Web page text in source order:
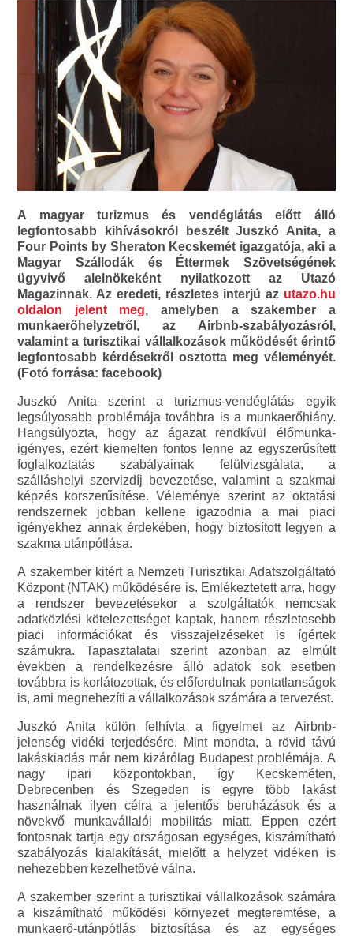
A magyar turizmus és vendéglátás előtt álló
legfontosabb kihívásokról beszélt Juszkó Anita, a
Four Points by Sheraton Kecskemét igazgatója, aki a
Magyar Szállodák és Éttermek Szövetségének
ügyvivő alelnökeként nyilatkozott az Utazó
Magazinnak. Az eredeti, részletes interjú az utazo.hu
oldalon jelent meg, amelyben a szakember a
munkaerőhelyzetről, az Airbnb-szabályozásról,
valamint a turisztikai vállalkozások működését érintő
legfontosabb kérdésekről osztotta meg véleményét.
(Fotó forrása: facebook)
Juszkó Anita szerint a turizmus-vendéglátás egyik
legsúlyosabb problémája továbbra is a munkaerőhiány.
Hangsúlyozta, hogy az ágazat rendkívül élőmunka-
igényes, ezért kiemelten fontos lenne az egyszerűsített
foglalkoztatás szabályainak felülvizsgálata, a
szálláshelyi szervizdíj bevezetése, valamint a szakmai
képzés korszerűsítése. Véleménye szerint az oktatási
rendszernek jobban kellene igazodnia a mai piaci
igényekhez annak érdekében, hogy biztosított legyen a
szakma utánpótlása.
A szakember kitért a Nemzeti Turisztikai Adatszolgáltató
Központ (NTAK) működésére is. Emlékeztetett arra, hogy
a rendszer bevezetésekor a szolgáltatók nemcsak
adatközlési kötelezettséget kaptak, hanem részletesebb
piaci információkat és visszajelzéseket is ígértek
számukra. Tapasztalatai szerint azonban az elmúlt
években a rendelkezésre álló adatok sok esetben
továbbra is korlátozottak, és előfordulnak pontatlanságok
is, ami megnehezíti a vállalkozások számára a tervezést.
Juszkó Anita külön felhívta a figyelmet az Airbnb-
jelenség vidéki terjedésére. Mint mondta, a rövid távú
lakáskiadás már nem kizárólag Budapest problémája. A
nagy ipari központokban, így Kecskeméten,
Debrecenben és Szegeden is egyre több lakást
használnak ilyen célra a jelentős beruházások és a
növekvő munkavállalói mobilitás miatt. Éppen ezért
fontosnak tartja egy országosan egységes, kiszámítható
szabályozás kialakítását, mielőtt a helyzet vidéken is
nehezebben kezelhetővé válna.
A szakember szerint a turisztikai vállalkozások számára
a kiszámítható működési környezet megteremtése, a
munkaerő-utánpótlás biztosítása és az egységes